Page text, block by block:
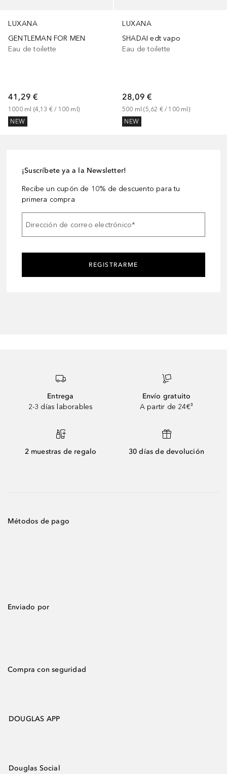
LUXANA
GENTLEMAN FOR MEN
Eau de toilette
41,29 €
1000 ml (4,13 € / 100 ml )
NEW
LUXANA
SHADAI edt vapo
Eau de toilette
28,09 €
500 ml (5,62 € / 100 ml )
NEW
¡Suscríbete ya a la Newsletter!
Recibe un cupón de 10% de descuento para tu
primera compra
Dirección de correo electrónico*
REGISTRARME
Entrega
2-3 días laborables
Envío gratuito
A partir de 24€³
2 muestras de regalo 30 días de devolución
Métodos de pago
Enviado por
Compra con seguridad
DOUGLAS APP
Douglas Social